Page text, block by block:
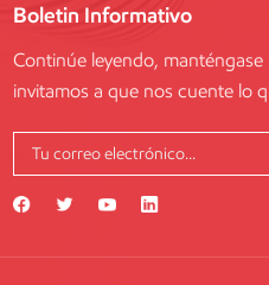
Boletin Informativo
Continúe leyendo,
invitamos a que nos cuente lo